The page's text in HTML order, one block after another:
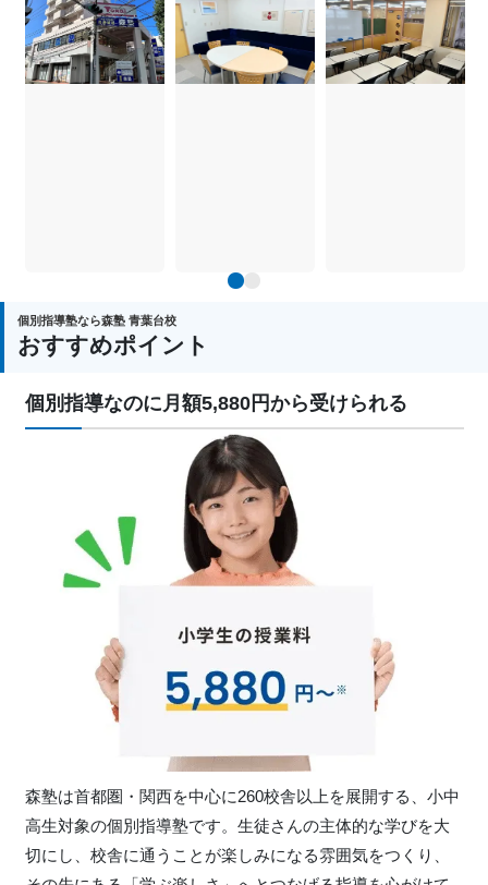
個別指導塾なら森塾 青葉台校
おすすめポイント
個別指導なのに月額5,880円から受けられる
森塾は首都圏・関西を中心に260校舎以上を展開する、小中
高生対象の個別指導塾です。生徒さんの主体的な学びを大
切にし、校舎に通うことが楽しみになる雰囲気をつくり、